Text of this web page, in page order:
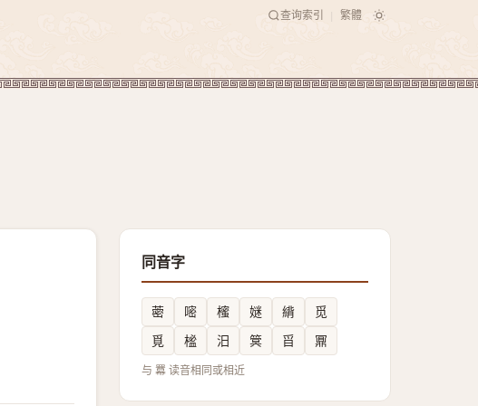
查询索引 繁體
同音字
蔤 嘧 櫁 㜆 䋳
觅
覓
榓 汨 䈿 㸓 鼏
与 羃 读音相同或相近